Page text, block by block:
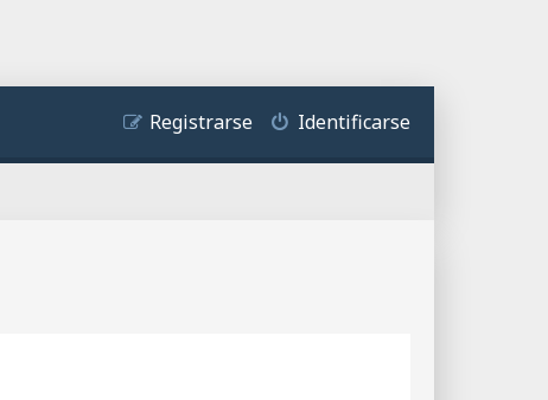
Identificarse
Registrarse